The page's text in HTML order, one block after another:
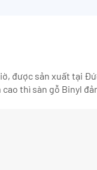
được sản xuất tại
thì sàn gỗ Binyl